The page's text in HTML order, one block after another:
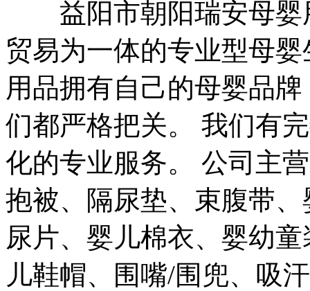
益阳市朝阳瑞安母婴
贸易为一体的专业型母
用品拥有自己的母婴品
们都严格把关。 我们有
化的专业服务。 公司主
抱被、隔尿垫、束腹带
尿片、婴儿棉衣、婴幼
儿鞋帽、围嘴/围兜、吸